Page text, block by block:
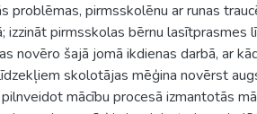
problēmas, pirmsskolēnu ar runas
izzināt pirmsskolas bērnu lasītprasmes
novēro šajā jomā ikdienas darbā, ar
skolotājas mēģina novērst
mācību procesā izmantotās